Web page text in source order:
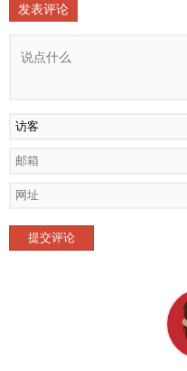
发表评论
提交评论